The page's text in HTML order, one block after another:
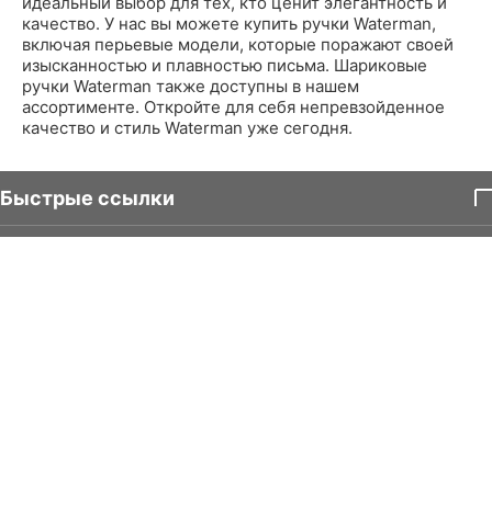
качество. У нас вы можете купить ручки Waterman,
включая перьевые модели, которые поражают своей
изысканностью и плавностью письма. Шариковые
ручки Waterman также доступны в нашем
ассортименте. Откройте для себя непревзойденное
качество и стиль Waterman уже сегодня.
Быстрые ссылки